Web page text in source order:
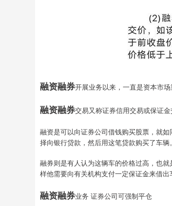
融资融券开展业务以来，一直是资本市
融资融券交易又称证券信用交易或保证金
融资是可以向证券公司借钱购买股票，就
择向银行贷款，然后用这笔贷款购买了车
融券则是有人认为这辆车的价格过高，也
样他需要向有关机构支付一定保证金来借
融资融券业务 证券公司可强制平仓